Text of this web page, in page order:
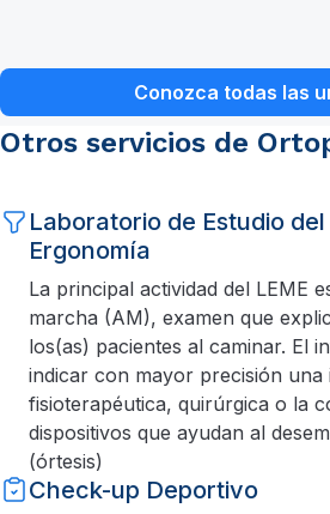
Conozca todas las
Otros servicios de
Laboratorio de Estudio
Ergonomía
La principal actividad del LEME
marcha (AM), examen que
los(as) pacientes al caminar. El
indicar con mayor precisión una
fisioterapéutica, quirúrgica o la
dispositivos que ayudan al
(órtesis)
Check-up Deportivo